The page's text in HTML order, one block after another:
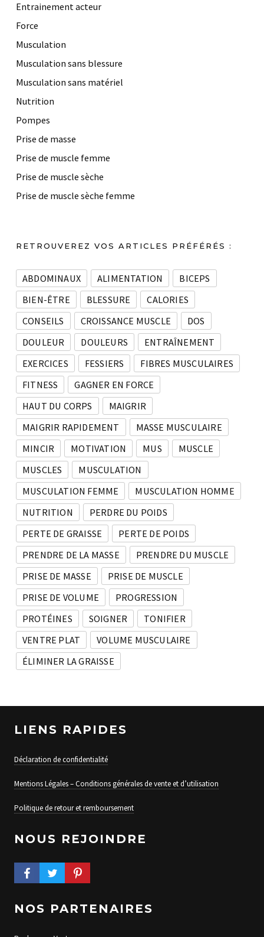
Entrainement acteur
Force
Musculation
Musculation sans blessure
Musculation sans matériel
Nutrition
Pompes
Prise de masse
Prise de muscle femme
Prise de muscle sèche
Prise de muscle sèche femme
RETROUVEREZ VOS ARTICLES PRÉFÉRÉS :
ABDOMINAUX ALIMENTATION
BICEPS
BIEN-ÊTRE
BLESSURE
CALORIES
CONSEILS
CROISSANCE MUSCLE
DOS
DOULEUR
DOULEURS
ENTRAÎNEMENT
EXERCICES
FESSIERS
FIBRES MUSCULAIRES
FITNESS
GAGNER EN FORCE
HAUT DU CORPS
MAIGRIR
MAIGRIR RAPIDEMENT
MASSE MUSCULAIRE
MINCIR
MOTIVATION MUS
MUSCLE
MUSCLES
MUSCULATION
MUSCULATION FEMME
MUSCULATION HOMME
NUTRITION
PERDRE DU POIDS
PERTE DE GRAISSE
PERTE DE POIDS
PRENDRE DE LA MASSE
PRENDRE DU MUSCLE
PRISE DE MASSE
PRISE DE MUSCLE
PRISE DE VOLUME
PROGRESSION
PROTÉINES
SOIGNER
TONIFIER
VENTRE PLAT
VOLUME MUSCULAIRE
ÉLIMINER LA GRAISSE
LIENS RAPIDES
Déclaration de confidentialité
Mentions Légales – Conditions générales de vente et d’utilisation
Politique de retour et remboursement
NOUS REJOINDRE
FACEBOOK PROFILE
TWITTER PROFILEPINTEREST PROFILE
NOS PARTENAIRES